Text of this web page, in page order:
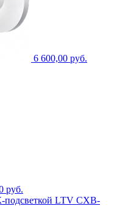
6 600,00 руб.
руб.
подсветкой LTV CXB-